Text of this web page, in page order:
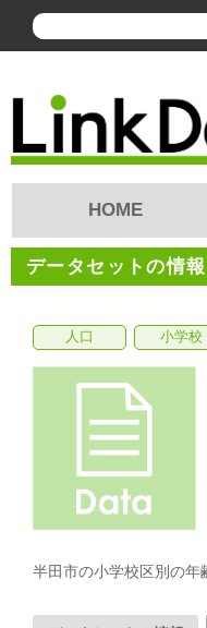
HOME
データセットの情報
人口 小学校
半田市の小学校区別の年